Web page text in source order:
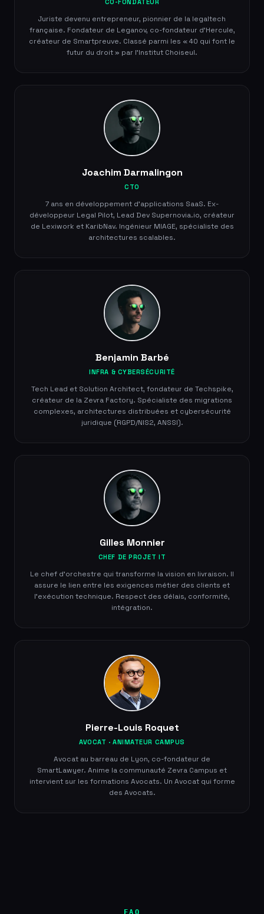
CO-FONDATEUR
Juriste devenu entrepreneur, pionnier de la legaltech
française. Fondateur de Leganov, co-fondateur d'Hercule,
créateur de Smartpreuve. Classé parmi les « 40 qui font le
futur du droit » par l'Institut Choiseul.
Joachim Darmalingon
CTO
7 ans en développement d'applications SaaS. Ex-
développeur Legal Pilot, Lead Dev Supernovia.io, créateur
de Lexiwork et KaribNav. Ingénieur MIAGE, spécialiste des
architectures scalables.
Benjamin Barbé
INFRA & CYBERSÉCURITÉ
Tech Lead et Solution Architect, fondateur de Techspike,
créateur de la Zevra Factory. Spécialiste des migrations
complexes, architectures distribuées et cybersécurité
juridique (RGPD/NIS2, ANSSI).
Gilles Monnier
CHEF DE PROJET IT
Le chef d'orchestre qui transforme la vision en livraison. Il
assure le lien entre les exigences métier des clients et
l'exécution technique. Respect des délais, conformité,
intégration.
Pierre-Louis Roquet
AVOCAT · ANIMATEUR CAMPUS
Avocat au barreau de Lyon, co-fondateur de
SmartLawyer. Anime la communauté Zevra Campus et
intervient sur les formations Avocats. Un Avocat qui forme
des Avocats.
FAQ